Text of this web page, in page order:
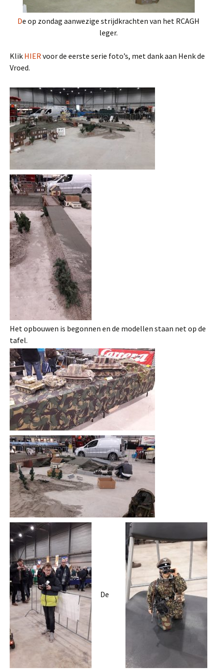
De op zondag aanwezige strijdkrachten van het RCAGH
leger.
Klik HIERvoor de eerste serie foto’s, met dank aan Henk de
Vroed.
Het opbouwen is begonnen en de modellen staan net op de
tafel.
De